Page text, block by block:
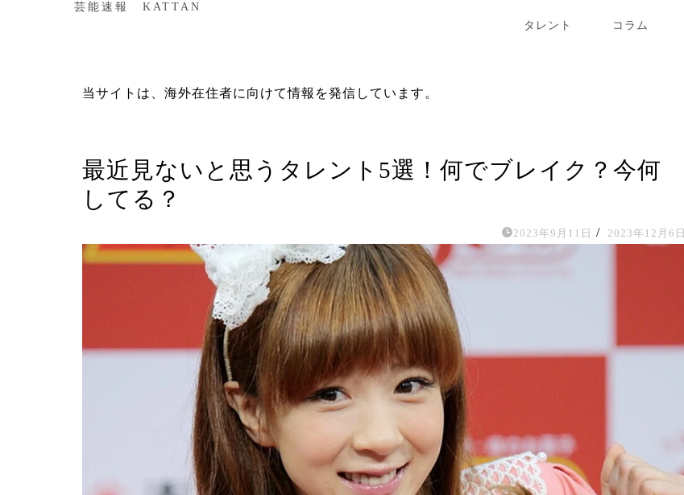
芸能速報 KATTAN
タレント コラム
当サイトは、海外在住者に向けて情報を発信しています。
最近見ないと思うタレント5選！何でブレイク？今何
してる？
2023年9月11日 / 2023年12月6日